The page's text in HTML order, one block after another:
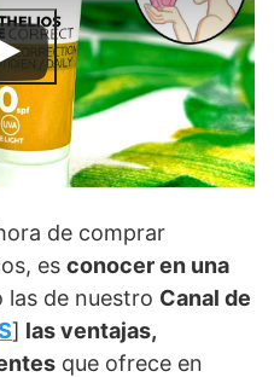
de comprar
es conocer en una
las de nuestro Canal de
] las ventajas,
que ofrece en